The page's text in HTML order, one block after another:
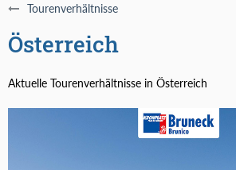
Tourenverhältnisse
Österreich
Aktuelle Tourenverhältnisse in Österreich